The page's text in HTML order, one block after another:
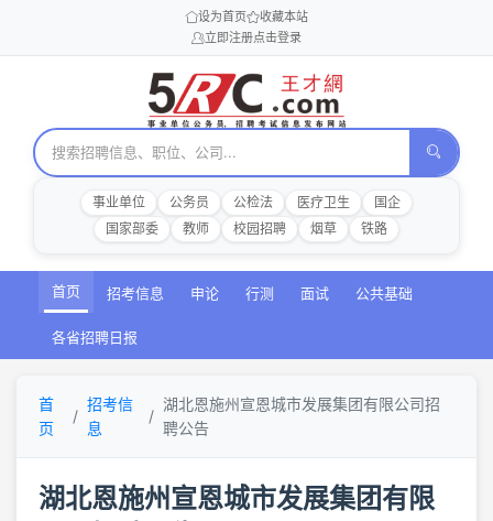
设为首页
收藏本站
立即注册点击登录
事业单位 公务员 公检法 医疗卫生
国企
国家部委
教师 校园招聘 烟草 铁路
首页 招考信息 申论 行测 面试 公共基础
各省招聘日报
首
页
招考信
息
湖北恩施州宣恩城市发展集团有限公司招
聘公告
湖北恩施州宣恩城市发展集团有限